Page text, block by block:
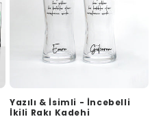
Yazılı & İsimli - İncebelli
İkili Rakı Kadehi